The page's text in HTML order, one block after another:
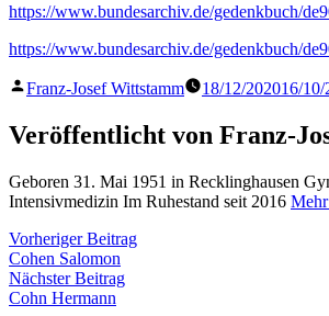
https://www.bundesarchiv.de/gedenkbuch/
https://www.bundesarchiv.de/gedenkbuch/
Veröffentlicht
Franz-Josef Wittstamm 18/12/202016/10/
Veröffentlicht von Franz-
Geboren 31. Mai 1951 in Recklinghausen
Intensivmedizin Im Ruhestand seit 2016
Beitragsnavigation
Vorheriger BeitragVorheriger
Cohen Salomon
Nächster BeitragNächster
Cohn Hermann